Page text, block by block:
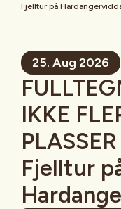
Fjelltur på
25. Aug 2026
IKKE
Fjelltur